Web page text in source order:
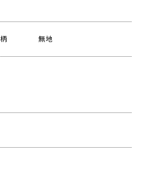
柄 無地